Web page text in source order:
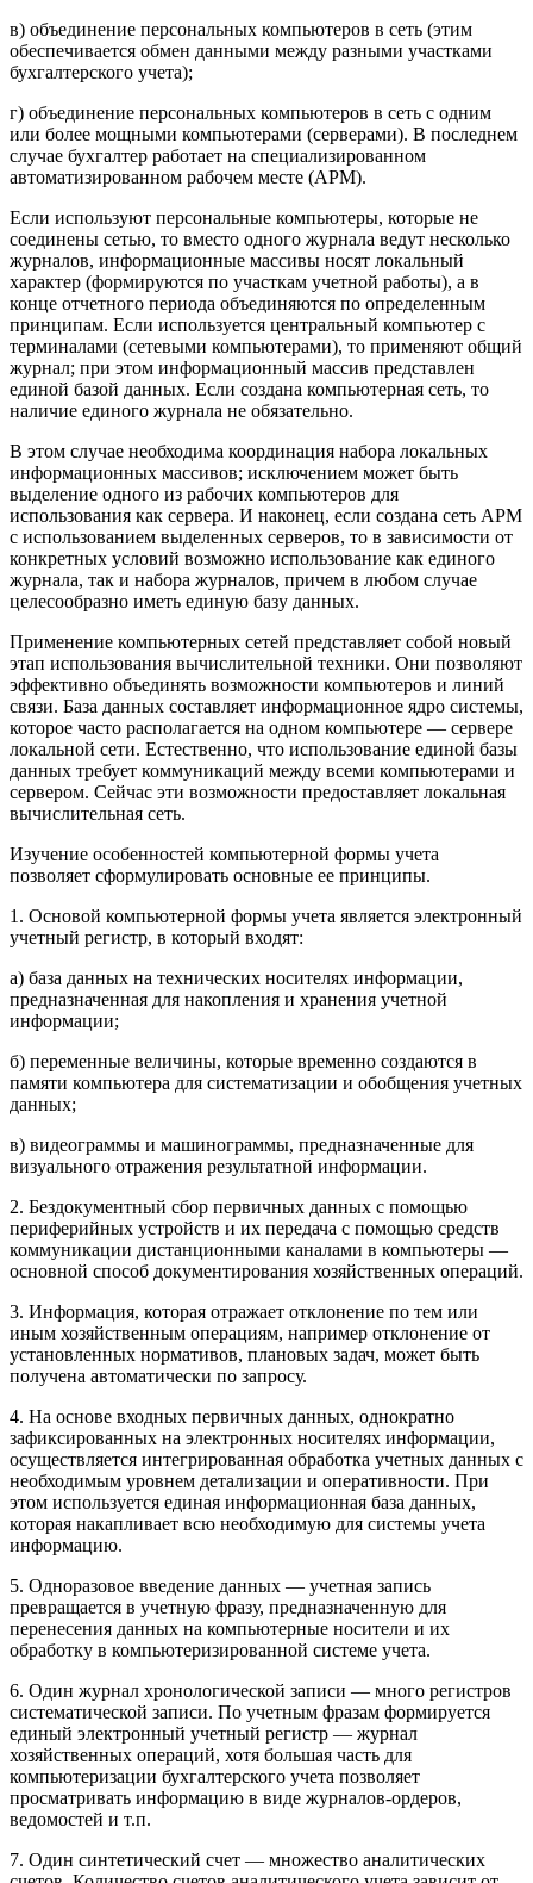
в) объединение персональных компьютеров в сеть (этим
обеспечивается обмен данными между разными участками
бухгалтерского учета);
г) объединение персональных компьютеров в сеть с одним
или более мощными компьютерами (серверами). В последнем
случае бухгалтер работает на специализированном
автоматизированном рабочем месте (АРМ).
Если используют персональные компьютеры, которые не
соединены сетью, то вместо одного журнала ведут несколько
журналов, информационные массивы носят локальный
характер (формируются по участкам учетной работы), а в
конце отчетного периода объединяются по определенным
принципам. Если используется центральный компьютер с
терминалами (сетевыми компьютерами), то применяют общий
журнал; при этом информационный массив представлен
единой базой данных. Если создана компьютерная сеть, то
наличие единого журнала не обязательно.
В этом случае необходима координация набора локальных
информационных массивов; исключением может быть
выделение одного из рабочих компьютеров для
использования как сервера. И наконец, если создана сеть АРМ
с использованием выделенных серверов, то в зависимости от
конкретных условий возможно использование как единого
журнала, так и набора журналов, причем в любом случае
целесообразно иметь единую базу данных.
Применение компьютерных сетей представляет собой новый
этап использования вычислительной техники. Они позволяют
эффективно объединять возможности компьютеров и линий
связи. База данных составляет информационное ядро системы,
которое часто располагается на одном компьютере — сервере
локальной сети. Естественно, что использование единой базы
данных требует коммуникаций между всеми компьютерами и
сервером. Сейчас эти возможности предоставляет локальная
вычислительная сеть.
Изучение особенностей компьютерной формы учета
позволяет сформулировать основные ее принципы.
1. Основой компьютерной формы учета является электронный
учетный регистр, в который входят:
а) база данных на технических носителях информации,
предназначенная для накопления и хранения учетной
информации;
б) переменные величины, которые временно создаются в
памяти компьютера для систематизации и обобщения учетных
данных;
в) видеограммы и машинограммы, предназначенные для
визуального отражения результатной информации.
2. Бездокументный сбор первичных данных с помощью
периферийных устройств и их передача с помощью средств
коммуникации дистанционными каналами в компьютеры —
основной способ документирования хозяйственных операций.
3. Информация, которая отражает отклонение по тем или
иным хозяйственным операциям, например отклонение от
установленных нормативов, плановых задач, может быть
получена автоматически по запросу.
4. На основе входных первичных данных, однократно
зафиксированных на электронных носителях информации,
осуществляется интегрированная обработка учетных данных с
необходимым уровнем детализации и оперативности. При
этом используется единая информационная база данных,
которая накапливает всю необходимую для системы учета
информацию.
5. Одноразовое введение данных — учетная запись
превращается в учетную фразу, предназначенную для
перенесения данных на компьютерные носители и их
обработку в компьютеризированной системе учета.
6. Один журнал хронологической записи — много регистров
систематической записи. По учетным фразам формируется
единый электронный учетный регистр — журнал
хозяйственных операций, хотя большая часть для
компьютеризации бухгалтерского учета позволяет
просматривать информацию в виде журналов-ордеров,
ведомостей и т.п.
7. Один синтетический счет — множество аналитических